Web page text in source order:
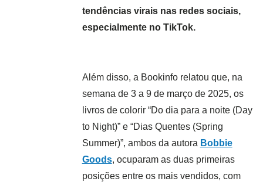
tendências virais nas redes sociais,
especialmente no TikTok.
Além disso, a Bookinfo relatou que, na
semana de 3 a 9 de março de 2025, os
livros de colorir “Do dia para a noite (Day
to Night)” e “Dias Quentes (Spring
Summer)”, ambos da autora Bobbie
Goods, ocuparam as duas primeiras
posições entre os mais vendidos, com